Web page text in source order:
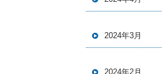
2024年3月
2024年2月